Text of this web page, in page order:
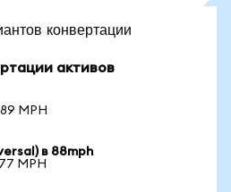
конвертации
активов
MPH
в 88mph
MPH